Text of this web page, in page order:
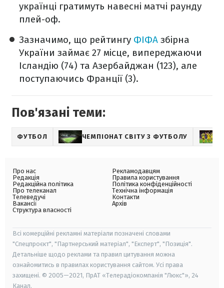
українці гратимуть навесні матчі раунду
плей-оф.
Зазначимо, що рейтингу ФІФА збірна
України займає 27 місце, випереджаючи
Ісландію (74) та Азербайджан (123), але
поступаючись Франції (3).
Пов'язані теми:
ФУТБОЛ ЧЕМПІОНАТ СВІТУ З ФУТБОЛУ
Про нас
Редакція
Редакційна політика
Про телеканал
Телеведучі
Вакансії
Структура власності
Рекламодавцям
Правила користування
Політика конфіденційності
Технічна інформація
Контакти
Архів
Всі комерційні рекламні матеріали позначені словами
"Спецпроєкт", "Партнерський матеріал", "Експерт", "Позиція".
Детальніше щодо реклами та правил цитування можна
ознайомитись в правилах користування сайтом. Усі права
захищені. © 2005—2021, ПрАТ «Телерадіокомпанія "Люкс"», 24
Канал.